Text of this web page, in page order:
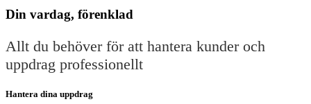
Din vardag, förenklad
Allt du behöver för att hantera kunder och
uppdrag professionellt
Hantera dina uppdrag